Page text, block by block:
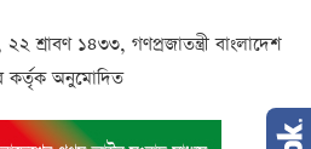
শ্রাবণ ১৪৩৩, গণপ্রজাতন্ত্রী বাংলাদেশ
কর্তৃক অনুমোদিত